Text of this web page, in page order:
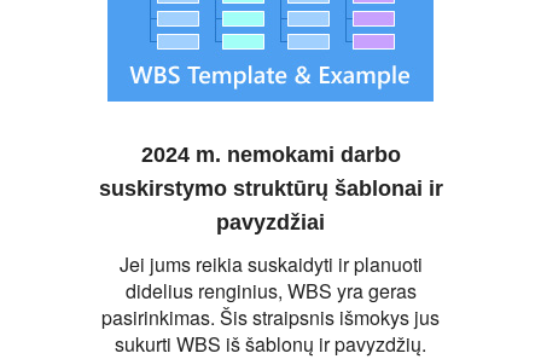
2024 m. nemokami darbo
suskirstymo struktūrų šablonai ir
pavyzdžiai
Jei jums reikia suskaidyti ir planuoti
didelius renginius, WBS yra geras
pasirinkimas. Šis straipsnis išmokys jus
sukurti WBS iš šablonų ir pavyzdžių.